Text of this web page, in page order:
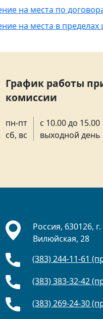
на места по
на места в пределах
График работы
комиссии
пн-пт
сб, вс
с 10.00 до 15.00
выходной день
Россия, 630126,
Вилюйская, 28
(383) 244-11-61
(383) 383-32-42
(383) 269-24-30